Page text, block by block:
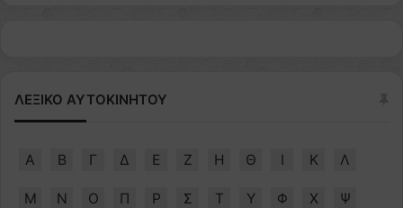
ΛΕΞΙΚΟ ΑΥΤΟΚΙΝΗΤΟΥ
Α Β Γ Δ Ε Ζ Η Θ Ι Κ Λ
Μ Ν Ο Π Ρ Σ Τ Υ Φ Χ Ψ